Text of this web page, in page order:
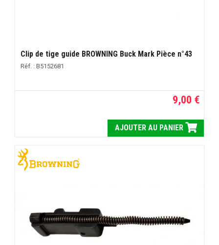
Clip de tige guide BROWNING Buck Mark Pièce n°43
Réf. : B5152681
9,00 €
AJOUTER AU PANIER